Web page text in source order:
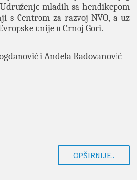
mladih sa hendikepom
s Centrom za razvoj NVO, a uz
unije u Crnoj Gori.
i Anđela Radovanović
OPŠIRNIJE..